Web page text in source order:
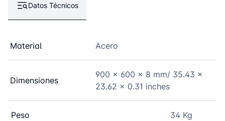
Datos Técnicos
Material Acero
Dimensiones
900 x 600 x 8 mm/ 35.43 x
23.62 x 0.31 inches
Peso 34 Kg